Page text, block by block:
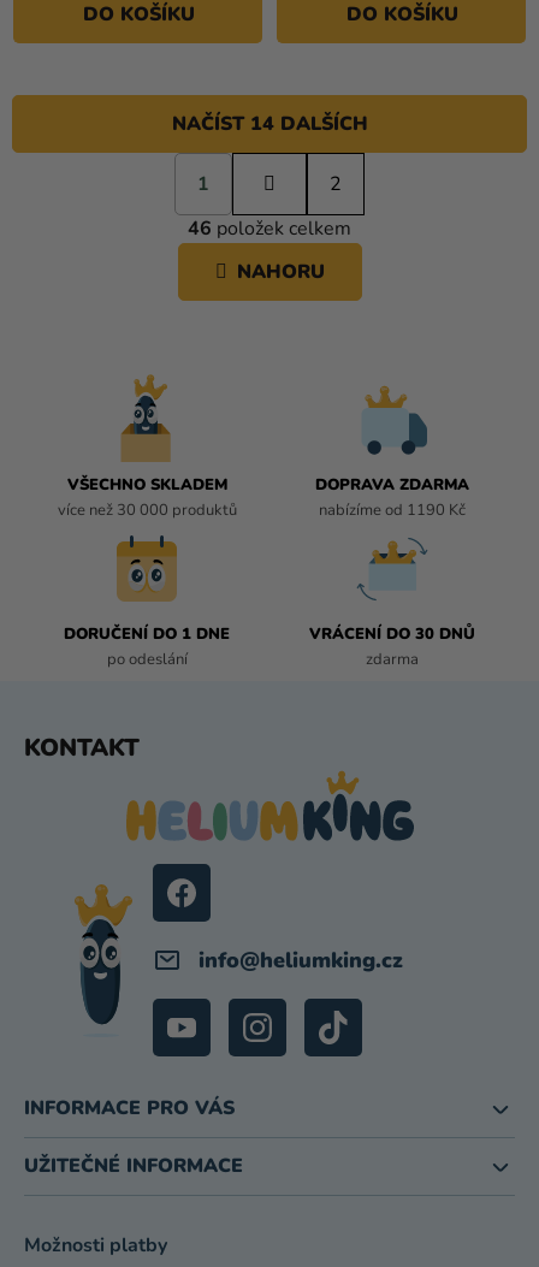
DO KOŠÍKU DO KOŠÍKU
O
V
L
Á
NAČÍST 14 DALŠÍCH
S
t
r
á
k
o
1
2
46 položek celkem
NAHORU
VŠECHNO SKLADEM
více než 30 000 produktů
DOPRAVA ZDARMA
nabízíme od 1190 Kč
DORUČENÍ DO 1 DNE
po odeslání
VRÁCENÍ DO 30 DNŮ
zdarma
KONTAKT
info@heliumking.cz
INFORMACE PRO VÁS
UŽITEČNÉ INFORMACE
Možnosti platby